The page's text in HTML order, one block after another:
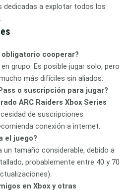
dedicadas a explotar todos los
obligatorio cooperar?
grupo. Es posible jugar solo, pero
más difíciles sin aliados.
o suscripción para jugar?
ARC Raiders Xbox Series
de suscripciones
conexión a internet.
el juego?
un tamaño considerable, debido a
probablemente entre 40 y 70
en Xbox y otras